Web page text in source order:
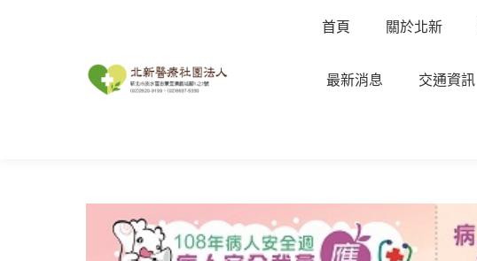
首頁 關於北新
最新消息 交通資訊